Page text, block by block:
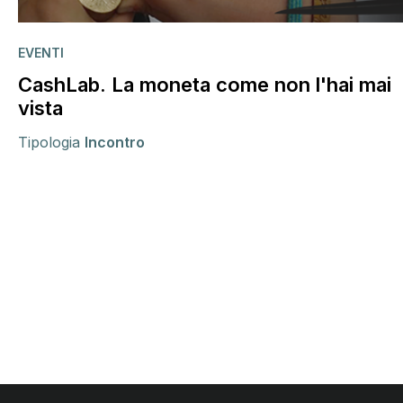
EVENTI
CashLab. La moneta come non l'hai mai
vista
Tipologia Incontro